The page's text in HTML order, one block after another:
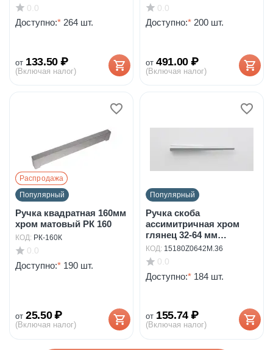
0.0
Доступно:* 264 шт.
от 133.50 ₽
(Включая налог)
0.0
Доступно:* 200 шт.
от 491.00 ₽
(Включая налог)
Распродажа
Популярный
Ручка квадратная 160мм
хром матовый РК 160
КОД: РК-160К
0.0
Доступно:* 190 шт.
от 25.50 ₽
(Включая налог)
Популярный
Ручка скоба
ассимитричная хром
глянец 32-64 мм
арт.15180Z...
КОД: 15180Z0642M.36
0.0
Доступно:* 184 шт.
от 155.74 ₽
(Включая налог)